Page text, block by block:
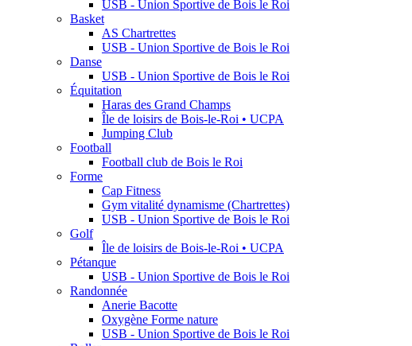
USB - Union Sportive de Bois le Roi
Basket
AS Chartrettes
USB - Union Sportive de Bois le Roi
Danse
USB - Union Sportive de Bois le Roi
Équitation
Haras des Grand Champs
Île de loisirs de Bois-le-Roi • UCPA
Jumping Club
Football
Football club de Bois le Roi
Forme
Cap Fitness
Gym vitalité dynamisme (Chartrettes)
USB - Union Sportive de Bois le Roi
Golf
Île de loisirs de Bois-le-Roi • UCPA
Pétanque
USB - Union Sportive de Bois le Roi
Randonnée
Anerie Bacotte
Oxygène Forme nature
USB - Union Sportive de Bois le Roi